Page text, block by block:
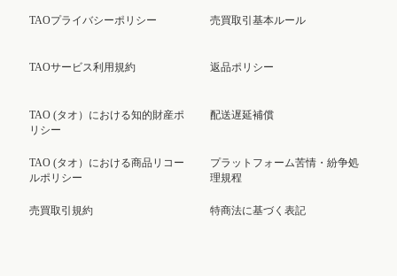
TAOプライバシーポリシー
TAOサービス利用規約
TAO (タオ）における知的財産ポ
リシー
TAO (タオ）における商品リコー
ルポリシー
売買取引規約
売買取引基本ルール
返品ポリシー
配送遅延補償
プラットフォーム苦情・紛争処
理規程
特商法に基づく表記